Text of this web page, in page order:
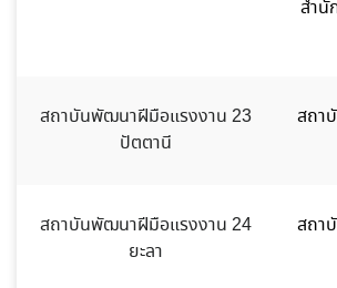
สำนั
สถาบันพัฒนาฝีมือแรงงาน 23
ปัตตานี
สถา
สถาบันพัฒนาฝีมือแรงงาน 24
ยะลา
สถา